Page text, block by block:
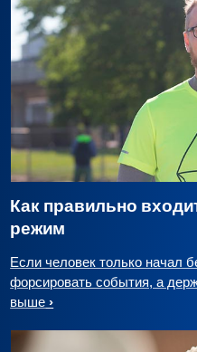
Как правильно
режим
Если человек только начал
форсировать события, а
выше